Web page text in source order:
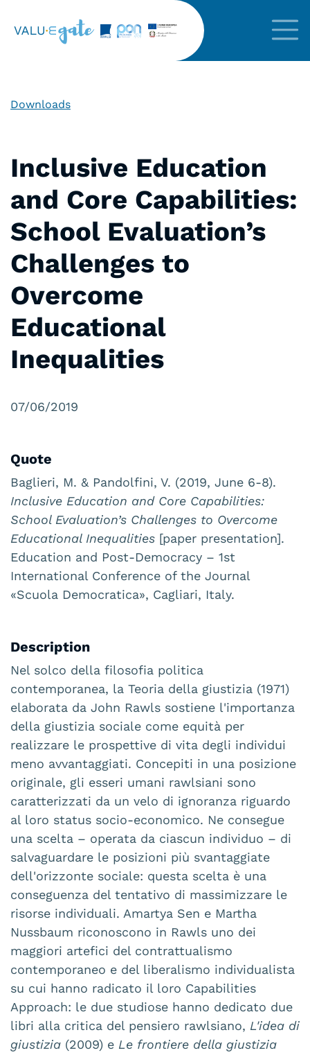
Downloads
Inclusive Education
and Core Capabilities:
School Evaluation’s
Challenges to
Overcome
Educational
Inequalities
07/06/2019
Quote
Baglieri, M. & Pandolfini, V. (2019, June 6-8).
Inclusive Education and Core Capabilities:
School Evaluation’s Challenges to Overcome
Educational Inequalities [paper presentation].
Education and Post-Democracy – 1st
International Conference of the Journal
«Scuola Democratica», Cagliari, Italy.
Description
Nel solco della filosofia politica
contemporanea, la Teoria della giustizia (1971)
elaborata da John Rawls sostiene l'importanza
della giustizia sociale come equità per
realizzare le prospettive di vita degli individui
meno avvantaggiati. Concepiti in una posizione
originale, gli esseri umani rawlsiani sono
caratterizzati da un velo di ignoranza riguardo
al loro status socio-economico. Ne consegue
una scelta – operata da ciascun individuo – di
salvaguardare le posizioni più svantaggiate
dell'orizzonte sociale: questa scelta è una
conseguenza del tentativo di massimizzare le
risorse individuali. Amartya Sen e Martha
Nussbaum riconoscono in Rawls uno dei
maggiori artefici del contrattualismo
contemporaneo e del liberalismo individualista
su cui hanno radicato il loro Capabilities
Approach: le due studiose hanno dedicato due
libri alla critica del pensiero rawlsiano, L'idea di
giustizia (2009) e Le frontiere della giustizia